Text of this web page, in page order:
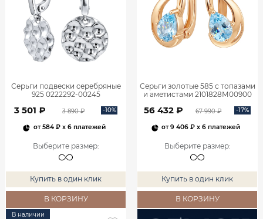
Серьги подвески серебряные
925 0222292-00245
3 501 ₽ 3 890 ₽ -10%
от584 ₽x 6 платежей
Выберите размер:
Купить в один клик
В КОРЗИНУ
Серьги золотые 585 с топазами
и аметистами 2101828М00900
56 432 ₽ 67 990 ₽ -17%
от9 406 ₽ x 6 платежей
Выберите размер:
Купить в один клик
В КОРЗИНУ
В наличии